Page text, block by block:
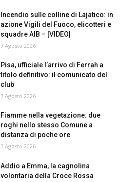
Incendio sulle colline di Lajatico: in
azione Vigili del Fuoco, elicotteri e
squadre AIB – [VIDEO]
7 Agosto 2026
Pisa, ufficiale l’arrivo di Ferrah a
titolo definitivo: il comunicato del
club
7 Agosto 2026
Fiamme nella vegetazione: due
roghi nello stesso Comune a
distanza di poche ore
7 Agosto 2026
Addio a Emma, la cagnolina
volontaria della Croce Rossa